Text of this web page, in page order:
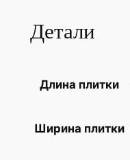
с
о
Детали
Длина плитки
Ширина плитки